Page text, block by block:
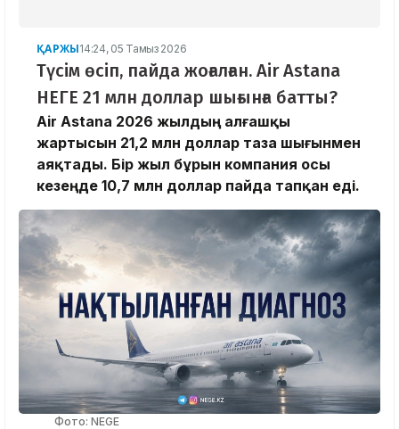
ҚАРЖЫ14:24, 05 Тамыз 2026
Түсім өсіп, пайда жоғалған. Air Astana
НЕГЕ 21 млн доллар шығынға батты?
Air Astana 2026 жылдың алғашқы
жартысын 21,2 млн доллар таза шығынмен
аяқтады. Бір жыл бұрын компания осы
кезеңде 10,7 млн доллар пайда тапқан еді.
Фото: NEGE